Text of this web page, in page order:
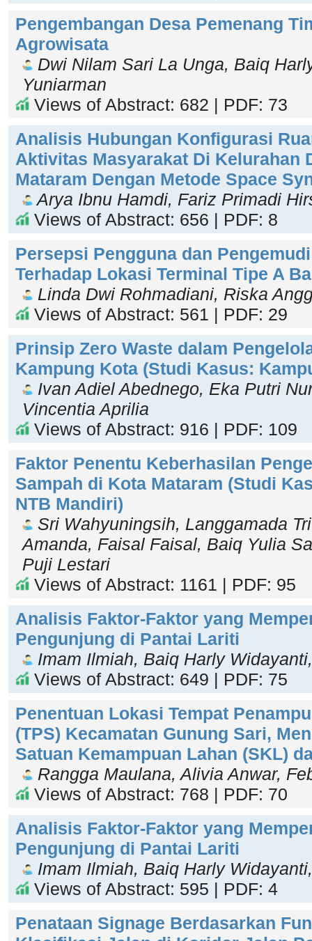
Pengembangan Desa Pemenang
Agrowisata
Dwi Nilam Sari La Unga, Baiq
Yuniarman
Views of Abstract: 682 | PDF: 73
Analisis Hubungan Konfigurasi
Aktivitas Masyarakat Di Kelurahan
Mataram Dengan Metode Space
Arya Ibnu Hamdi, Fariz Primadi
Views of Abstract: 656 | PDF: 8
Persepsi Pengguna dan
Terhadap Lokasi Terminal Tipe A
Linda Dwi Rohmadiani, Riska
Views of Abstract: 561 | PDF: 29
Prinsip Zero Waste dalam
Kampung Kota (Studi Kasus:
Ivan Adiel Abednego, Eka Putri
Vincentia Aprilia
Views of Abstract: 916 | PDF: 109
Faktor Penentu Keberhasilan
Sampah di Kota Mataram (Studi
NTB Mandiri)
Sri Wahyuningsih, Langgamada
Amanda, Faisal Faisal, Baiq Yulia
Puji Lestari
Views of Abstract: 1161 | PDF: 95
Analisis Faktor-Faktor yang
Pengunjung di Pantai Lariti
Imam Ilmiah, Baiq Harly
Views of Abstract: 649 | PDF: 75
Penentuan Lokasi Tempat
(TPS) Kecamatan Gunung Sari,
Satuan Kemampuan Lahan (SKL)
Rangga Maulana, Alivia Anwar,
Views of Abstract: 768 | PDF: 70
Analisis Faktor-Faktor yang
Pengunjung di Pantai Lariti
Imam Ilmiah, Baiq Harly
Views of Abstract: 595 | PDF: 4
Penataan Signage Berdasarkan